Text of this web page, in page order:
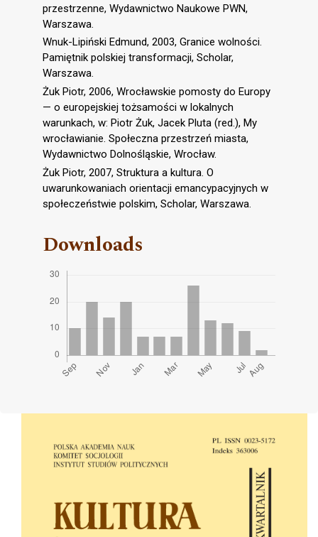
przestrzenne, Wydawnictwo Naukowe PWN,
Warszawa.
Wnuk-Lipiński Edmund, 2003, Granice wolności.
Pamiętnik polskiej transformacji, Scholar,
Warszawa.
Żuk Piotr, 2006, Wrocławskie pomosty do Europy
— o europejskiej tożsamości w lokalnych
warunkach, w: Piotr Żuk, Jacek Pluta (red.), My
wrocławianie. Społeczna przestrzeń miasta,
Wydawnictwo Dolnośląskie, Wrocław.
Żuk Piotr, 2007, Struktura a kultura. O
uwarunkowaniach orientacji emancypacyjnych w
społeczeństwie polskim, Scholar, Warszawa.
Downloads